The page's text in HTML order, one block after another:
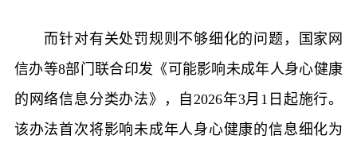
而针对有关处罚规则不够细化的问题，国家网
信办等8部门联合印发《可能影响未成年人身心健康
的网络信息分类办法》，自2026年3月1日起施行。
该办法首次将影响未成年人身心健康的信息细化为